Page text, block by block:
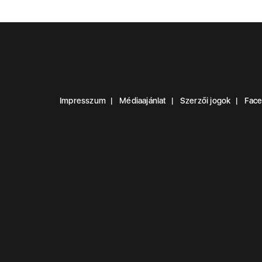
Impresszum Médiaajánlat Szerzői jogok